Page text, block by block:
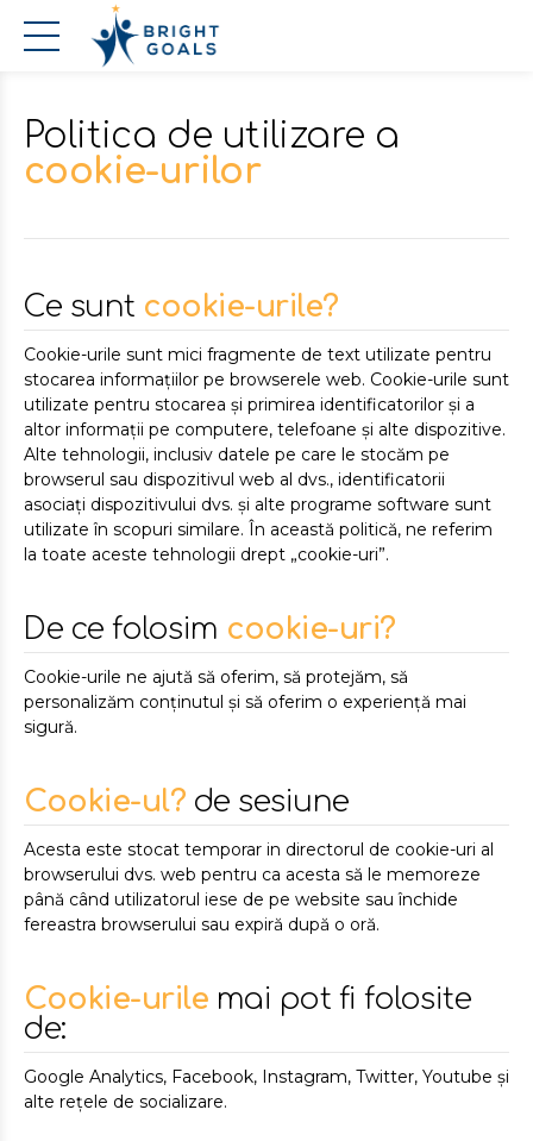
Politica de utilizare a
cookie-urilor
Ce sunt cookie-urile?
Cookie-urile sunt mici fragmente de text utilizate pentru
stocarea informațiilor pe browserele web. Cookie-urile sunt
utilizate pentru stocarea și primirea identificatorilor și a
altor informații pe computere, telefoane și alte dispozitive.
Alte tehnologii, inclusiv datele pe care le stocăm pe
browserul sau dispozitivul web al dvs., identificatorii
asociați dispozitivului dvs. și alte programe software sunt
utilizate în scopuri similare. În această politică, ne referim
la toate aceste tehnologii drept „cookie-uri”.
De ce folosim cookie-uri?
Cookie-urile ne ajută să oferim, să protejăm, să
personalizăm conținutul și să oferim o experiență mai
sigură.
Cookie-ul? de sesiune
Acesta este stocat temporar in directorul de cookie-uri al
browserului dvs. web pentru ca acesta să le memoreze
până când utilizatorul iese de pe website sau închide
fereastra browserului sau expiră după o oră.
Cookie-urile mai pot fi folosite
de:
Google Analytics, Facebook, Instagram, Twitter, Youtube și
alte rețele de socializare.